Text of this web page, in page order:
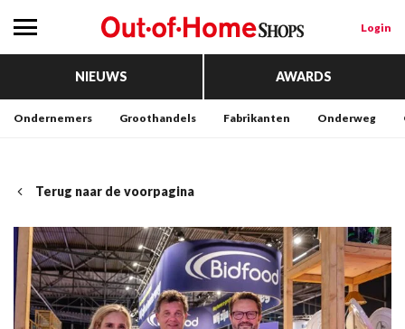
Login
NIEUWS AWARDS
Ondernemers Groothandels Fabrikanten Onderweg
Terug naar de voorpagina